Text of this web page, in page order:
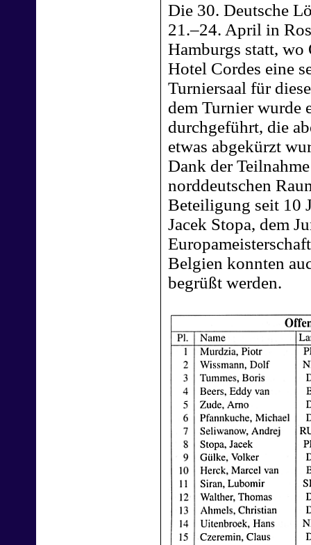
Die 30. Deutsche
21.–24. April in
Hamburgs statt, wo
Hotel Cordes eine
Turniersaal für
dem Turnier wurde
durchgeführt, die
etwas abgekürzt
Dank der
norddeutschen
Beteiligung seit 10
Jacek Stopa, dem
Belgien konnten
begrüßt werden.